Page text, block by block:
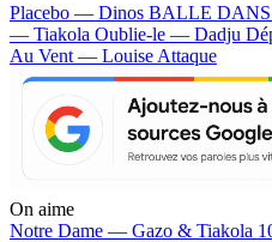
Placebo — Dinos BALLE
— Tiakola Oublie-le — Dadju
Au Vent — Louise Attaque
On aime
Notre Dame — Gazo & Tiakola